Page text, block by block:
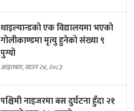
थाइल्यान्डको एक विद्यालयमा भएको
गोलीकाण्डमा मृत्यु हुनेको संख्या ९
पुग्यो
आइतबार, साउन २४, २०८३
पश्चिमी नाइजरमा बस दुर्घटना हुँदा २१